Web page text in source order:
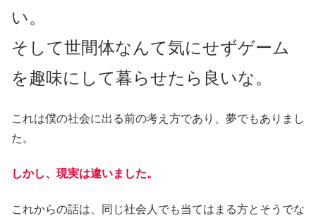
い。
そして世間体なんて気にせずゲーム
を趣味にして暮らせたら良いな。
これは僕の社会に出る前の考え方であり、夢でもありまし
た。
しかし、現実は違いました。
これからの話は、同じ社会人でも当てはまる方とそうでな